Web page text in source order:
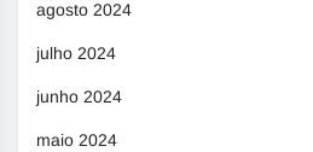
agosto 2024
julho 2024
junho 2024
maio 2024